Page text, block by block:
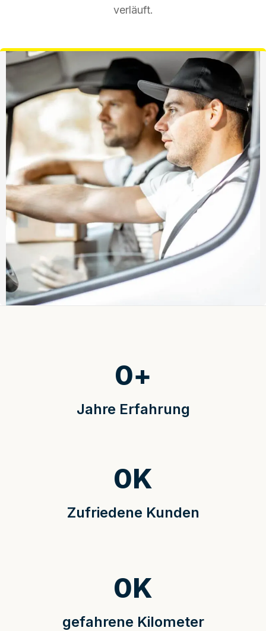
verläuft.
Jahre Erfahrung
0+
Zufriedene Kunden
0K
gefahrene Kilometer
0K